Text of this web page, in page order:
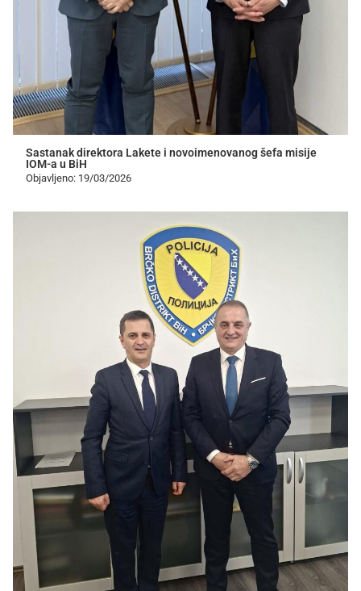
Sastanak direktora Lakete i novoimenovanog šefa misije
IOM-a u BiH
Objavljeno: 19/03/2026